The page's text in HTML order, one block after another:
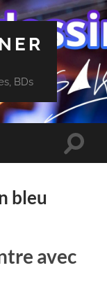
BDs
Toggle
bleu
avec